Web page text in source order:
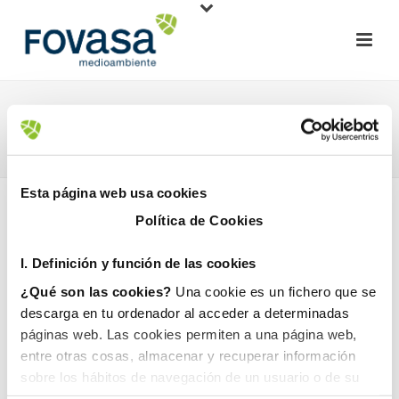
Esta página web usa cookies
Política de Cookies
I. Definición y función de las cookies
¿Qué son las cookies? Una cookie es un fichero que se
descarga en tu ordenador al acceder a determinadas
páginas web. Las cookies permiten a una página web,
entre otras cosas, almacenar y recuperar información
sobre los hábitos de navegación de un usuario o de su
AYUNTAMIENTO DE VALENCIA
20 diciembre, 2017